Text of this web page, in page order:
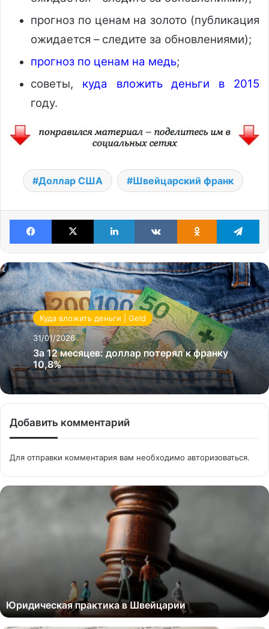
прогноз по ценам на золото (публикация
ожидается – следите за обновлениями);
прогноз по ценам на медь;
советы, куда вложить деньги в 2015
году.
Доллар США Швейцарский франк
Facebook X LinkedIn VKontakteOdnoklassniki
Куда вложить деньги | Geld
31/01/2026
За 12 месяцев: доллар потерял к франку
10,8%
Добавить комментарий
Для отправки комментария вам необходимо авторизоваться.
Юридическая практика в Швейцарии